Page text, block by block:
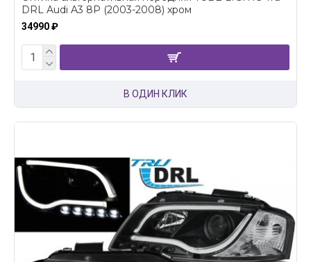
DRL Audi A3 8P (2003-2008) хром
34990 ₽
В ОДИН КЛИК